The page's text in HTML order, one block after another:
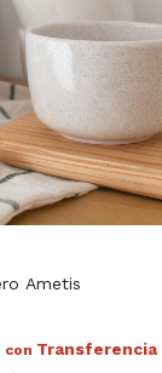
Ametis
con